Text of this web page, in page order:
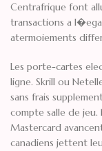
Centrafrique font
transactions a
atermoiements
Les porte-cartes
ligne. Skrill ou
sans frais
compte salle de
Mastercard
canadiens jettent